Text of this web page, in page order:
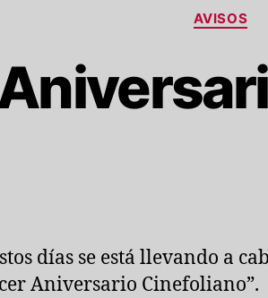
AVISOS
días se está llevando a
Aniversario Cinefoliano”.